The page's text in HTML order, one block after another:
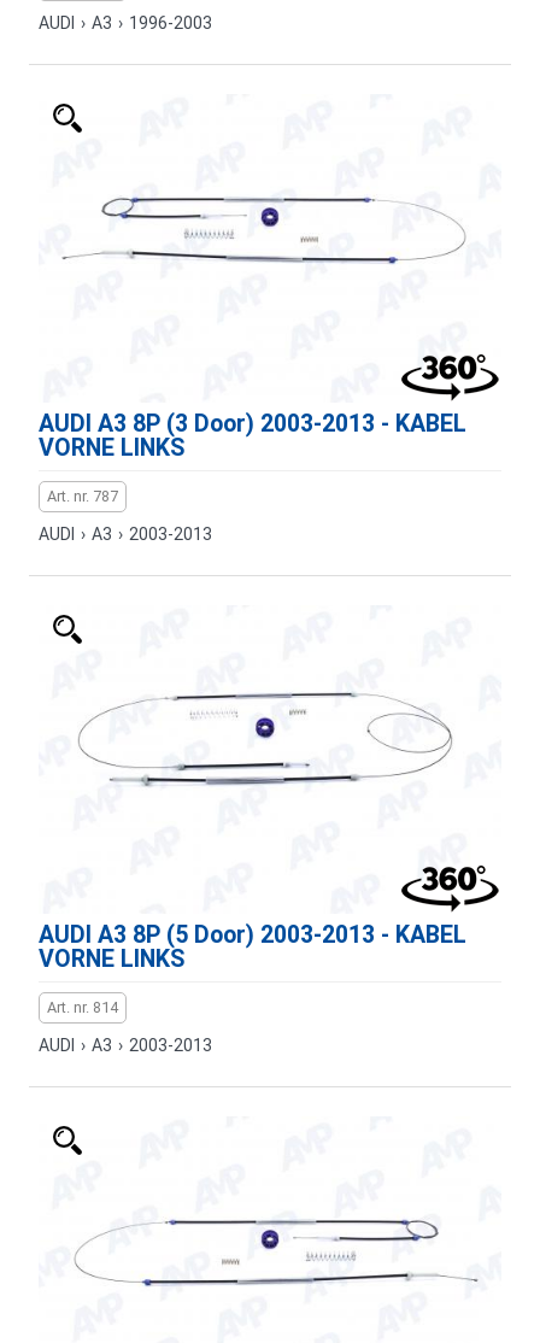
AUDI › A3 › 1996-2003
AUDI A3 8P (3 Door) 2003-2013 - KABEL
VORNE LINKS
Art. nr. 787
AUDI › A3 › 2003-2013
AUDI A3 8P (5 Door) 2003-2013 - KABEL
VORNE LINKS
Art. nr. 814
AUDI › A3 › 2003-2013